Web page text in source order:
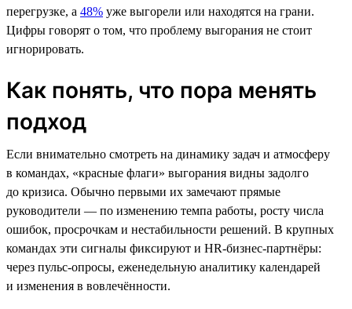
перегрузке, а 48% уже выгорели или находятся на грани.
Цифры говорят о том, что проблему выгорания не стоит
игнорировать.
Как понять, что пора менять
подход
Если внимательно смотреть на динамику задач и атмосферу
в командах, «красные флаги» выгорания видны задолго
до кризиса. Обычно первыми их замечают прямые
руководители — по изменению темпа работы, росту числа
ошибок, просрочкам и нестабильности решений. В крупных
командах эти сигналы фиксируют и HR-бизнес-партнёры:
через пульс-опросы, еженедельную аналитику календарей
и изменения в вовлечённости.